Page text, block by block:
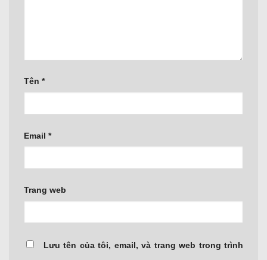
Tên *
Email *
Trang web
Lưu tên của tôi, email, và trang web trong trình